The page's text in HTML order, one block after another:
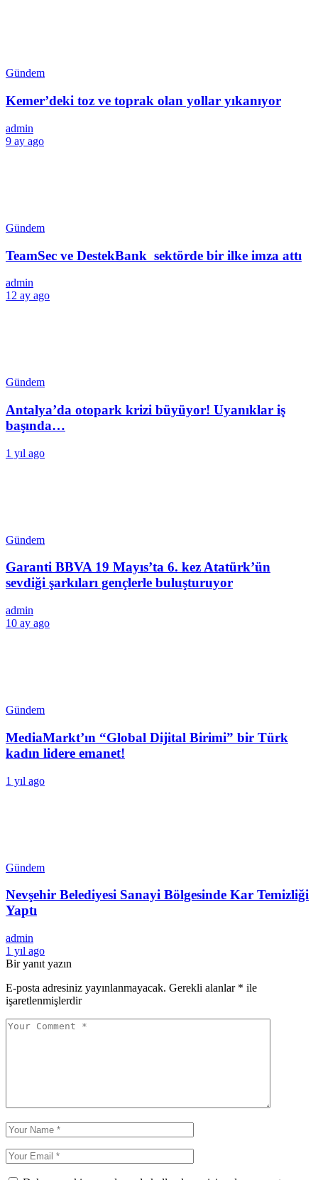
Gündem
Kemer’deki toz ve toprak olan yollar yıkanıyor
admin
9 ay ago
Gündem
TeamSec ve DestekBank sektörde bir ilke imza attı
admin
12 ay ago
Gündem
Antalya’da otopark krizi büyüyor! Uyanıklar iş
başında…
1 yıl ago
Gündem
Garanti BBVA 19 Mayıs’ta 6. kez Atatürk’ün
sevdiği şarkıları gençlerle buluşturuyor
admin
10 ay ago
Gündem
MediaMarkt’ın “Global Dijital Birimi” bir Türk
kadın lidere emanet!
1 yıl ago
Gündem
Nevşehir Belediyesi Sanayi Bölgesinde Kar Temizliği
Yaptı
admin
1 yıl ago
Bir yanıt yazın
E-posta adresiniz yayınlanmayacak. Gerekli alanlar * ile
işaretlenmişlerdir